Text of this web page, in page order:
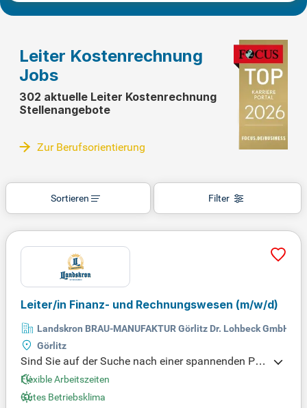
Leiter Kostenrechnung
Jobs
302 aktuelle Leiter Kostenrechnung
Stellenangebote
Zur Berufsorientierung
Filter
Sortieren
Leiter/in Finanz- und Rechnungswesen (m/w/d)
Landskron BRAU-MANUFAKTUR Görlitz Dr. Lohbeck GmbH &
Görlitz
Sind Sie auf der Suche nach einer spannenden Pos
ition im Finanzwesen? Wir bieten interessante Fina
nzierungsmaßnahmen mit flexiblen Arbeitszeiten u
nd einem kollegialen Arbeitsklima. Voraussetzung i
Flexible Arbeitszeiten
Gutes Betriebsklima